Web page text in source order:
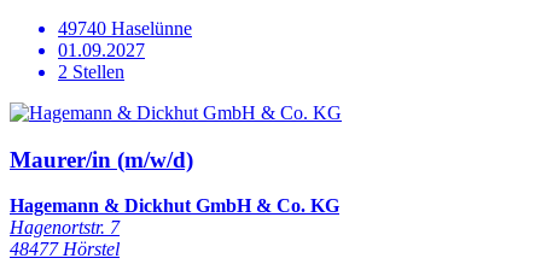
49740 Haselünne
01.09.2027
2 Stellen
Maurer/in (m/w/d)
Hagemann & Dickhut GmbH & Co. KG
Hagenortstr. 7
48477 Hörstel